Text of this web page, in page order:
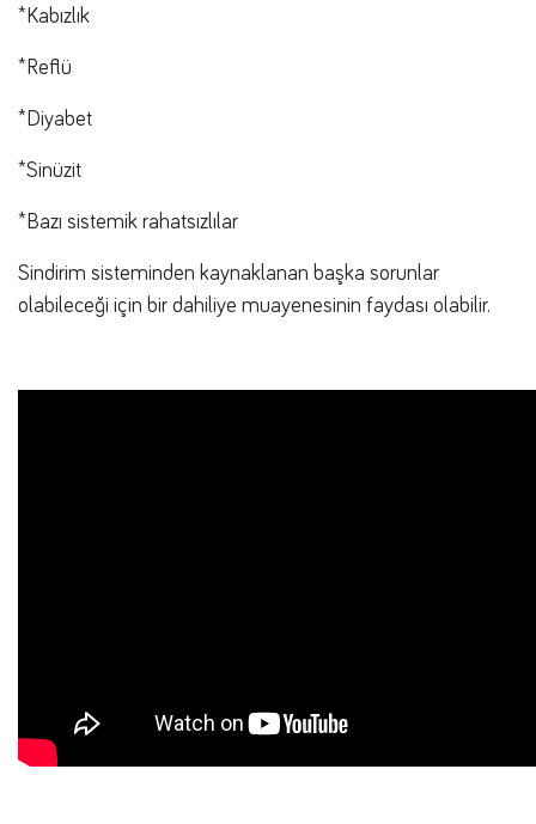
*Kabızlık
*Reflü
*Diyabet
*Sinüzit
*Bazı sistemik rahatsızlılar
Sindirim sisteminden kaynaklanan başka sorunlar
olabileceği için bir dahiliye muayenesinin faydası olabilir.